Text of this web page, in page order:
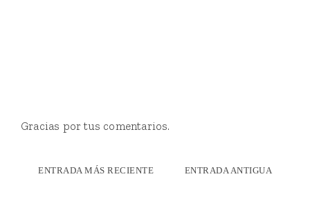
Gracias por tus comentarios.
ENTRADA MÁS RECIENTE ENTRADA ANTIGUA